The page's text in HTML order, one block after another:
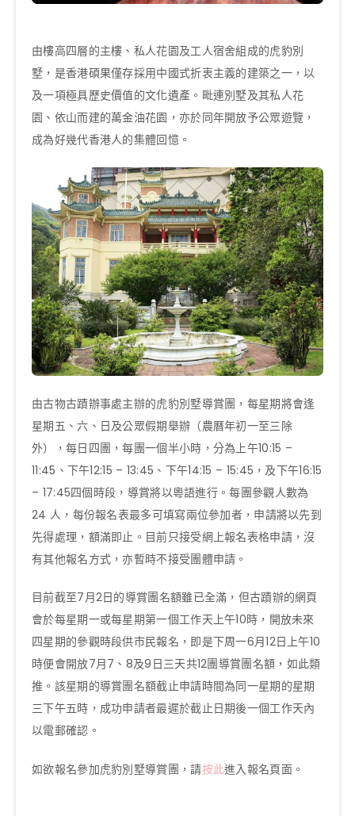
由樓高四層的主樓、私人花園及工人宿舍組成的虎豹別
墅，是香港碩果僅存採用中國式折衷主義的建築之一，以
及一項極具歷史價值的文化遺產。毗連別墅及其私人花
園、依山而建的萬金油花園，亦於同年開放予公眾遊覽，
成為好幾代香港人的集體回憶。
由古物古蹟辦事處主辦的虎豹別墅導賞團，每星期將會逢
星期五、六、日及公眾假期舉辦（農曆年初一至三除
外），每日四團，每團一個半小時，分為上午10:15 –
11:45、下午12:15 – 13:45、下午14:15 – 15:45，及下午16:15
– 17:45四個時段，導賞將以粵語進行。每團參觀人數為
24 人，每份報名表最多可填寫兩位參加者，申請將以先到
先得處理，額滿即止。目前只接受網上報名表格申請，沒
有其他報名方式，亦暫時不接受團體申請。
目前截至7月2日的導賞團名額雖已全滿，但古蹟辦的網頁
會於每星期一或每星期第一個工作天上午10時，開放未來
四星期的參觀時段供市民報名，即是下周一6月12日上午10
時便會開放7月7、8及9日三天共12團導賞團名額，如此類
推。該星期的導賞團名額截止申請時間為同一星期的星期
三下午五時，成功申請者最遲於截止日期後一個工作天內
以電郵確認。
如欲報名參加虎豹別墅導賞團，請按此進入報名頁面。